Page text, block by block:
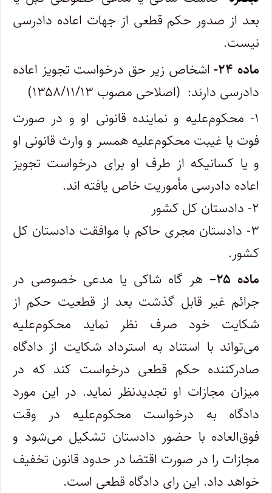
بعد از صدور حکم قطعی از جهات اعاده دادرسی
نیست.
ماده ۲۴- اشخاص زیر حق درخواست تجویز اعاده
دادرسی دارند: (اصلاحی مصوب ۱۳۵۸/۱۱/۱۳)
۱- محکوم‌علیه و نماینده قانونی او و در صورت
فوت یا غیبت محکوم‌علیه همسر و وارث قانونی او
و یا کسانیکه از طرف او برای درخواست تجویز
اعاده دادرسی مأموریت خاص یافته اند.
۲- دادستان کل کشور
۳- دادستان مجری حاکم با موافقت دادستان کل
کشور.
ماده ۲۵– هر گاه شاکی یا مدعی خصوصی در
جرائم غیر قابل گذشت بعد از قطعیت حکم از
شکایت خود صرف نظر نماید محکوم‌علیه
می‌تواند با استناد به استرداد شکایت از دادگاه
صادرکننده حکم قطعی درخواست کند که در
میزان مجازات او تجدیدنظر نماید. در این مورد
دادگاه به درخواست محکوم‌علیه در وقت
فوق‌العاده با حضور دادستان تشکیل می‌شود و
مجازات را در صورت اقتضا در حدود قانون تخفیف
خواهد داد. این رای دادگاه قطعی است.